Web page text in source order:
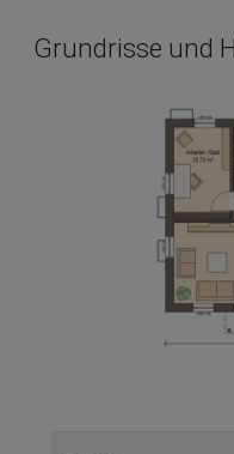
Grundrisse und